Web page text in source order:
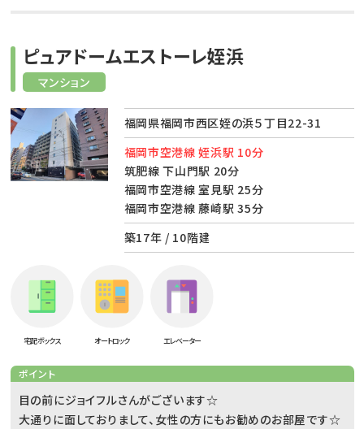
マンション
ピュアドームエストーレ姪浜
福岡県福岡市西区姪の浜５丁目22-31
福岡市空港線 姪浜駅 10分
筑肥線 下山門駅 20分
福岡市空港線 室見駅 25分
福岡市空港線 藤崎駅 35分
築17年 / 10階建
宅配ボックス オートロック エレベーター
ポイント
目の前にジョイフルさんがございます☆
大通りに面しておりまして、女性の方にもお勧めのお部屋です☆